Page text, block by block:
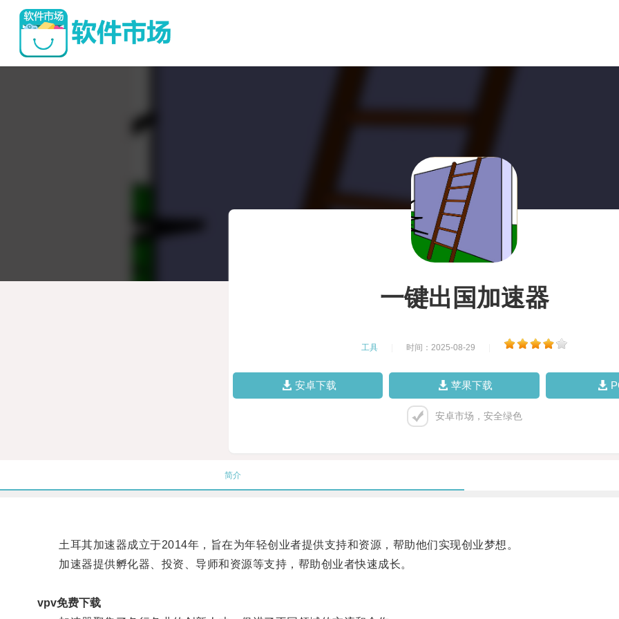
一键出国加速器
工具 时间：2025-08-29
安卓下载 苹果下载
安卓市场，安全绿色
简介
土耳其加速器成立于2014年，旨在为年轻创业者提供支持和资源，帮助他们实现创业梦想。
加速器提供孵化器、投资、导师和资源等支持，帮助创业者快速成长。
vpv免费下载